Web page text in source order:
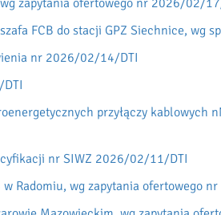
zapytania ofertowego nr 2026/02/
FCB do stacji GPZ Siechnice, wg
nr 2026/02/14/DTI
przyłączy
nr SIWZ 2026/02/11/DTI
Radomiu, wg zapytania ofertowego